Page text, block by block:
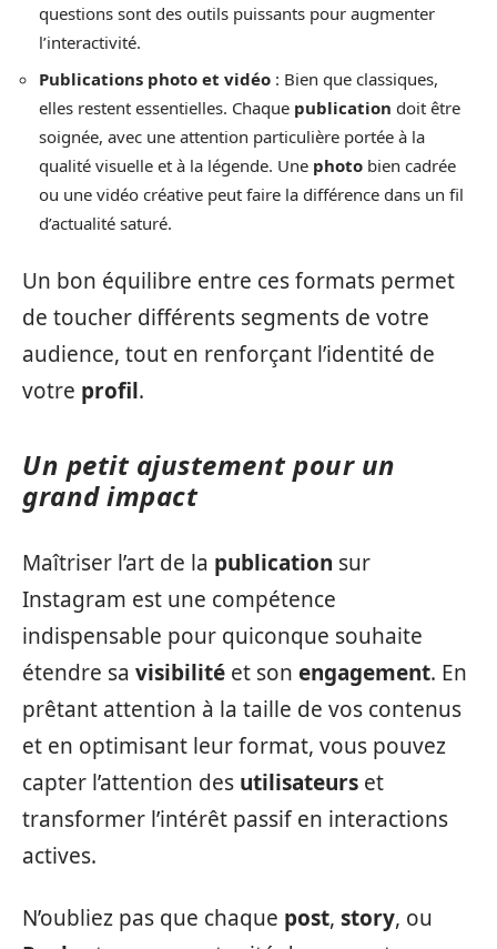
questions sont des outils puissants pour augmenter
l’interactivité.
Publications photo et vidéo : Bien que classiques,
elles restent essentielles. Chaque publication doit être
soignée, avec une attention particulière portée à la
qualité visuelle et à la légende. Une photo bien cadrée
ou une vidéo créative peut faire la différence dans un fil
d’actualité saturé.
Un bon équilibre entre ces formats permet
de toucher différents segments de votre
audience, tout en renforçant l’identité de
votre profil.
Un petit ajustement pour un
grand impact
Maîtriser l’art de la publication sur
Instagram est une compétence
indispensable pour quiconque souhaite
étendre sa visibilité et son engagement. En
prêtant attention à la taille de vos contenus
et en optimisant leur format, vous pouvez
capter l’attention des utilisateurs et
transformer l’intérêt passif en interactions
actives.
N’oubliez pas que chaque post, story, ou